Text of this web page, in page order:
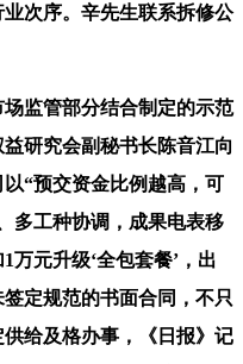
次序。辛先生联系拆修公
监管部分结合制定的示范
研究会副秘书长陈音江向
“预交资金比例越高，可
多工种协调，成果电表移
万元升级‘全包套餐’，出
定规范的书面合同，不只
给及格办事，《日报》记